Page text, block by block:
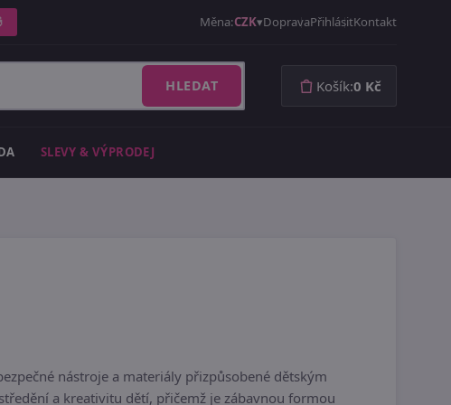
Měna:CZK DopravaPřihlásitKontakt
HLEDAT Košík:0 Kč
SLEVY & VÝPRODEJ
nástroje a materiály přizpůsobené dětským
a kreativitu dětí, přičemž je zábavnou formou